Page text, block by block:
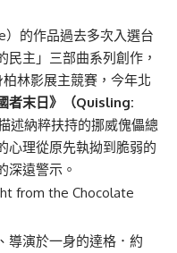
）的作品過去多次入選台
民主」三部曲系列創作，
林影展主競賽，今年北
者末日》（Quisling:
述納粹扶持的挪威傀儡總
心理從原先執拗到脆弱的
深遠警示。
from the Chocolate
導演於一身的達格．約